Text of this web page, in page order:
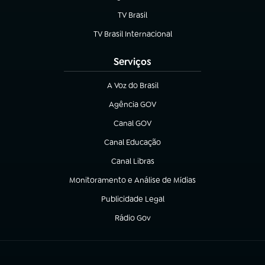
TV Brasil
(abre em nova aba)
TV Brasil Internacional
(abre em nova aba)
Serviços
A Voz do Brasil
(abre em nova aba)
Agência GOV
(abre em nova aba)
Canal GOV
(abre em nova aba)
Canal Educação
(abre em nova aba)
Canal Libras
(abre em nova aba)
Monitoramento e Análise de Mídias
(abre em nova aba)
Publicidade Legal
(abre em nova aba)
Rádio Gov
(abre em nova aba)